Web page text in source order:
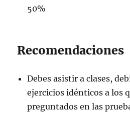
50%
Recomendaciones
Debes asistir a clases,
ejercicios idénticos a los
preguntados en las